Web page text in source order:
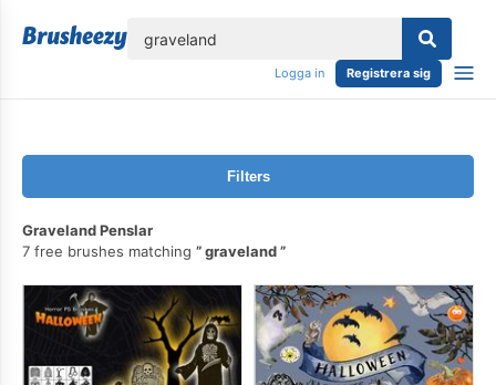
Logga in Registrera sig
Filters
Graveland Penslar
7 free brushes matching
graveland